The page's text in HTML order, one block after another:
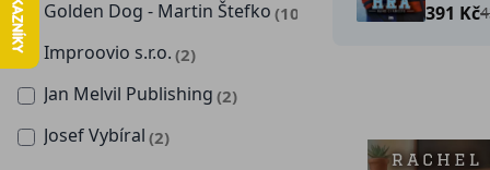
Golden Dog - Martin Štefko (10)
Improovio s.r.o. (2)
Jan Melvil Publishing (2)
Josef Vybíral (2)
391 Kč